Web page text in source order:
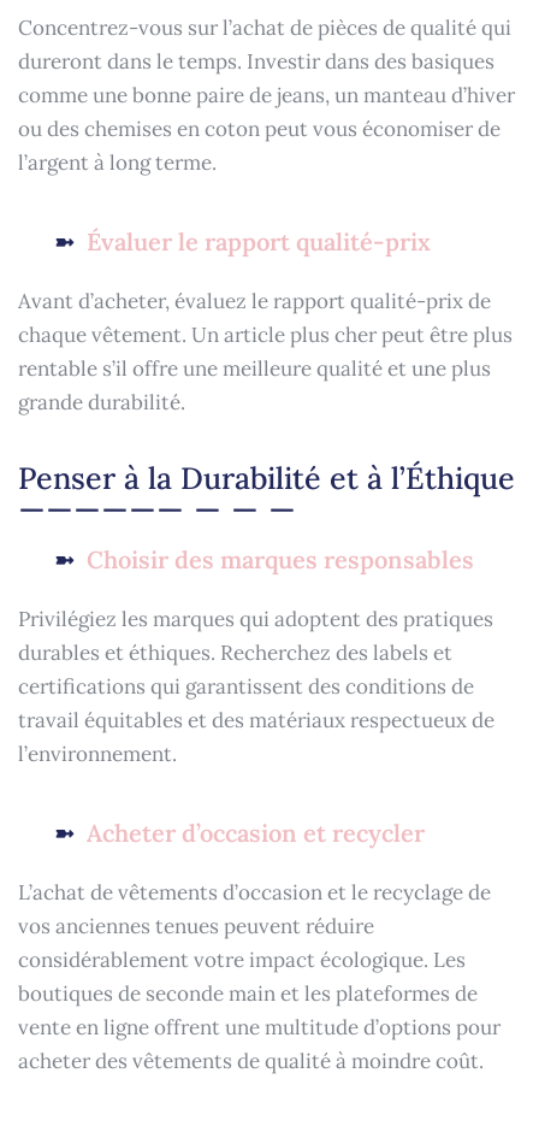
Concentrez-vous sur l’achat de pièces de qualité qui
dureront dans le temps. Investir dans des basiques
comme une bonne paire de jeans, un manteau d’hiver
ou des chemises en coton peut vous économiser de
l’argent à long terme.
Évaluer le rapport qualité-prix
Avant d’acheter, évaluez le rapport qualité-prix de
chaque vêtement. Un article plus cher peut être plus
rentable s’il offre une meilleure qualité et une plus
grande durabilité.
Penser à la Durabilité et à l’Éthique
Choisir des marques responsables
Privilégiez les marques qui adoptent des pratiques
durables et éthiques. Recherchez des labels et
certifications qui garantissent des conditions de
travail équitables et des matériaux respectueux de
l’environnement.
Acheter d’occasion et recycler
L’achat de vêtements d’occasion et le recyclage de
vos anciennes tenues peuvent réduire
considérablement votre impact écologique. Les
boutiques de seconde main et les plateformes de
vente en ligne offrent une multitude d’options pour
acheter des vêtements de qualité à moindre coût.